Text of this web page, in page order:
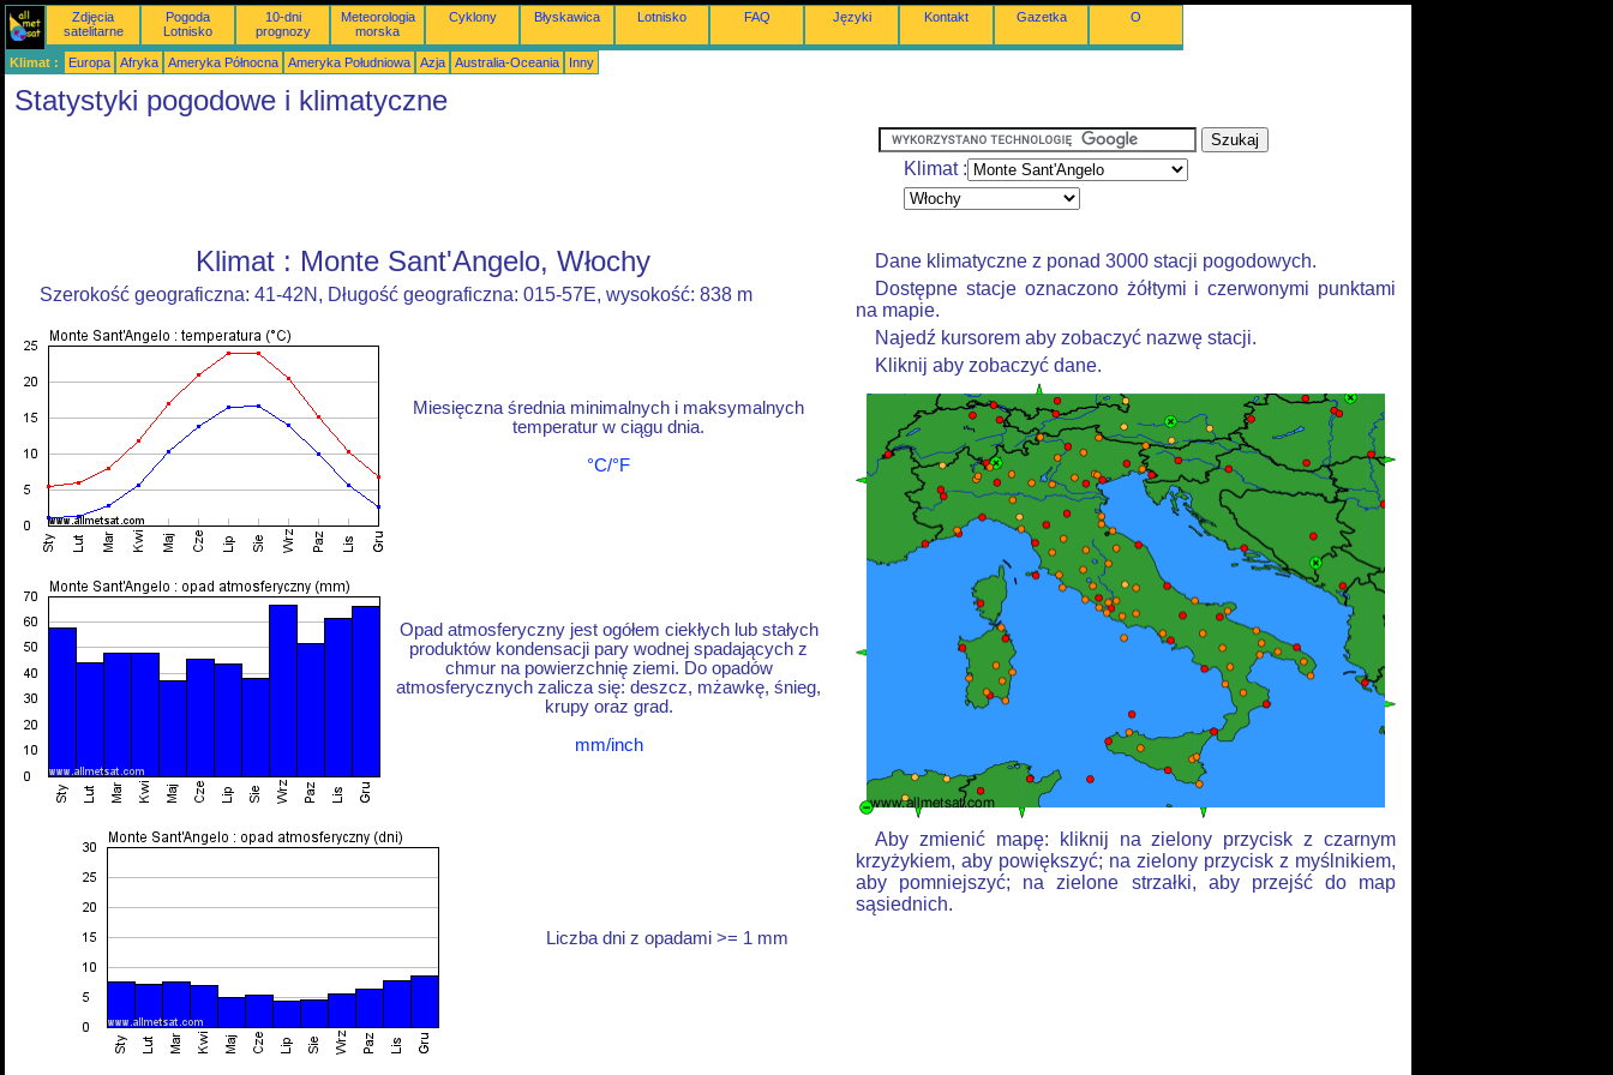
Zdjęcia
satelitarne
Pogoda
Lotnisko
10-dni
prognozy
Meteorologia
morska
Cyklony Błyskawica Lotnisko FAQ Języki Kontakt Gazetka O
Klimat : Europa Afryka Ameryka Północna Ameryka Południowa Azja Australia-Oceania Inny
Statystyki pogodowe i klimatyczne
Klimat :
Klimat : Monte Sant'Angelo, Włochy
Szerokość geograficzna: 41-42N, Długość geograficzna: 015-57E, wysokość: 838 m
Miesięczna średnia minimalnych i maksymalnych
temperatur w ciągu dnia.
°C/°F
Opad atmosferyczny jest ogółem ciekłych lub stałych
produktów kondensacji pary wodnej spadających z
chmur na powierzchnię ziemi. Do opadów
atmosferycznych zalicza się: deszcz, mżawkę, śnieg,
krupy oraz grad.
mm/inch
Liczba dni z opadami >= 1 mm
Dane klimatyczne z ponad 3000 stacji pogodowych.
Dostępne stacje oznaczono żółtymi i czerwonymi punktami
na mapie.
Najedź kursorem aby zobaczyć nazwę stacji.
Kliknij aby zobaczyć dane.
Aby zmienić mapę: kliknij na zielony przycisk z czarnym
krzyżykiem, aby powiększyć; na zielony przycisk z myślnikiem,
aby pomniejszyć; na zielone strzałki, aby przejść do map
sąsiednich.